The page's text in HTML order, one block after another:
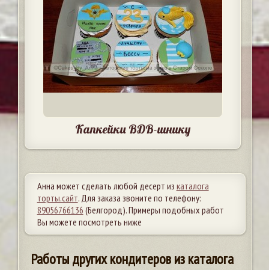
Капкейки ВДВ-шнику
Анна может сделать любой десерт из каталога
торты.сайт. Для заказа звоните по телефону:
89056766136 (Белгород). Примеры подобных работ
Вы можете посмотреть ниже
Работы других кондитеров из каталога